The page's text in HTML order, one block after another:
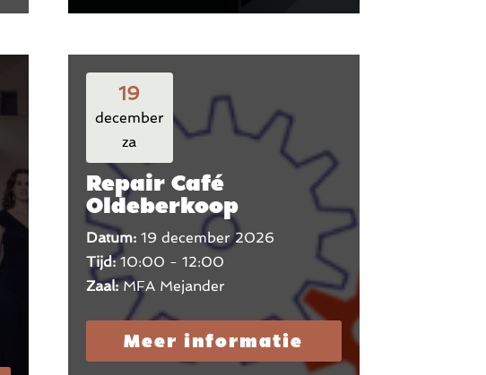
19
december
za
Repair Café
Oldeberkoop
Datum: 19 december 2026
Tijd:10:00 - 12:00
Zaal:MFA Mejander
Meer informatie